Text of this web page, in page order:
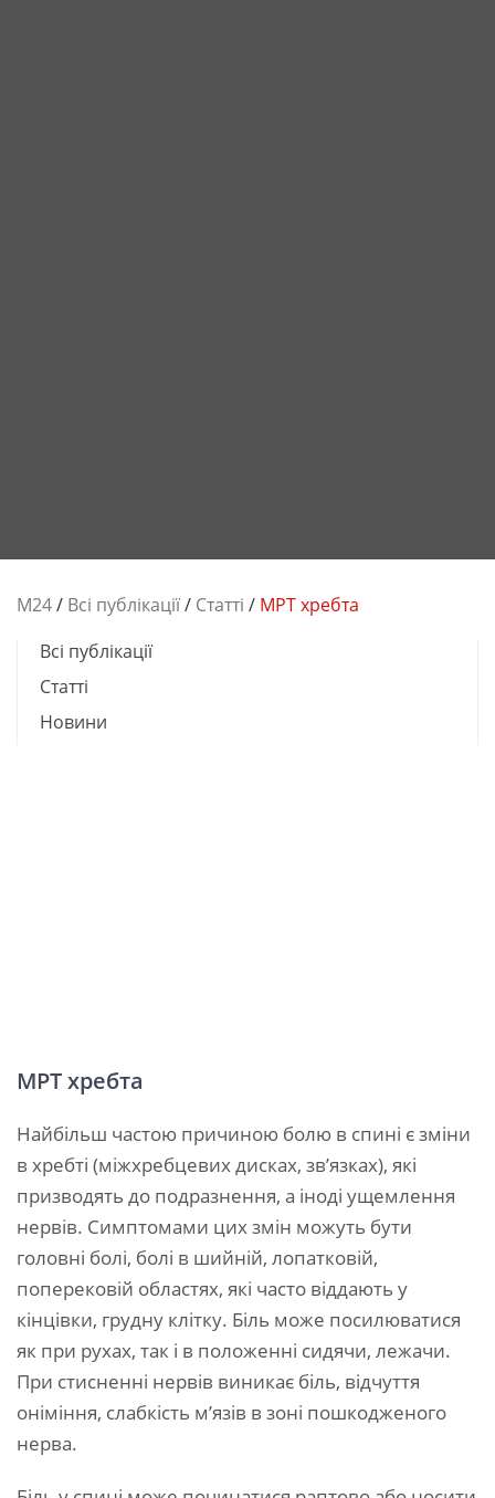
М24/ Всі публікації/ Cтатті / МРТ хребта
Всі публікації
Cтатті
Новини
МРТ хребта
Найбільш частою причиною болю в спині є зміни
в хребті (міжхребцевих дисках, зв’язках), які
призводять до подразнення, а іноді ущемлення
нервів. Симптомами цих змін можуть бути
головні болі, болі в шийній, лопатковій,
поперековій областях, які часто віддають у
кінцівки, грудну клітку. Біль може посилюватися
як при рухах, так і в положенні сидячи, лежачи.
При стисненні нервів виникає біль, відчуття
оніміння, слабкість м’язів в зоні пошкодженого
нерва.